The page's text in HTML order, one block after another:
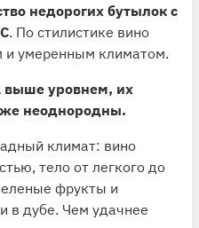
недорогих бутылок с
. По стилистике вино
и умеренным климатом.
выше уровнем, их
неоднородны.
климат: вино
тело от легкого до
фрукты и
в дубе. Чем удачнее